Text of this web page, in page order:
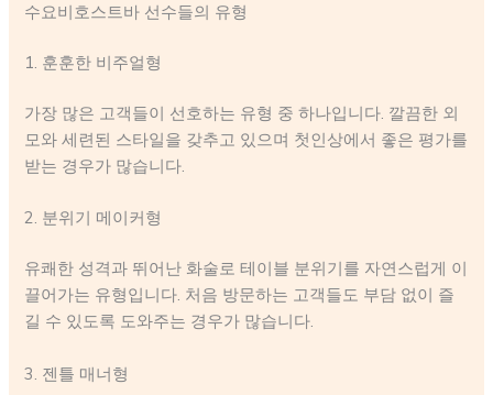
수요비호스트바 선수들의 유형
1. 훈훈한 비주얼형
가장 많은 고객들이 선호하는 유형 중 하나입니다. 깔끔한 외
모와 세련된 스타일을 갖추고 있으며 첫인상에서 좋은 평가를
받는 경우가 많습니다.
2. 분위기 메이커형
유쾌한 성격과 뛰어난 화술로 테이블 분위기를 자연스럽게 이
끌어가는 유형입니다. 처음 방문하는 고객들도 부담 없이 즐
길 수 있도록 도와주는 경우가 많습니다.
3. 젠틀 매너형